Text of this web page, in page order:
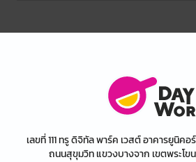
เลขที่ 111 ทรู ดิจิทัล พาร์ค เวสต์ อาคารยูนิค
ถนนสุขุมวิท แขวงบางจาก เขตพระโข